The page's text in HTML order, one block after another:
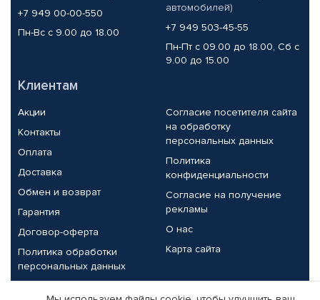
+7 949 00-00-550
Пн-Вс с 9.00 до 18.00
автомобилей)
+7 949 503-45-55
Пн-Пт с 09.00 до 18.00, Сб с
9.00 до 15.00
Клиентам
Акции
Контакты
Оплата
Доставка
Обмен и возврат
Гарантия
Договор-оферта
Политика обработки
персональных данных
Согласие посетителя сайта
на обработку
персональных данных
Политика
конфиденциальности
Согласие на получение
рекламы
О нас
Карта сайта